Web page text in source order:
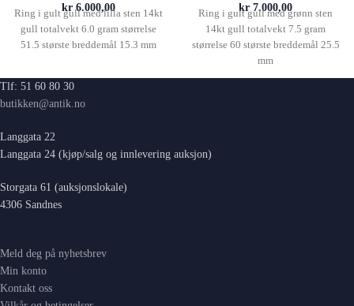
kr6.000,00
Ring i gult gull med lilla sten 14kt
gull totalvekt 6.0 gram størrelse
51.5 største breddemål 15.3 mm
kr 7.000,00
Ring i gult gull med grønn sten
14kt gull totalvekt 7.5 gram
størrelse 60 største breddemål 25.5
mm
Tlf: 51 60 80 30
butikken@antik.no
Langgata 22
Langgata 24 (kjøp/salg og innlevering auksjon)
Storgata 61 (auksjonslokale)
4306 Sandnes
Meld deg på nyhetsbrev
Min konto
Kontakt oss